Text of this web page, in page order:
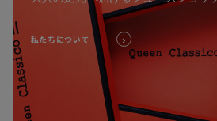
私たちについて